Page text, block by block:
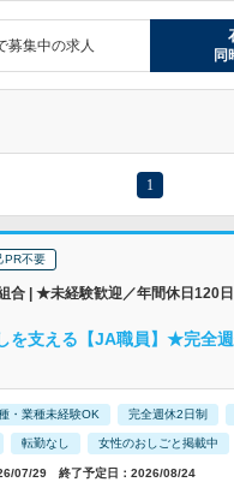
募集中の求人
同
1
PR不要
合 | ★未経験歓迎／年間休日120
を支える【JA職員】★完全
・業種未経験OK 完全週休2日制
転勤なし 女性のおしごと掲載中
07/29 終了予定日：2026/08/24